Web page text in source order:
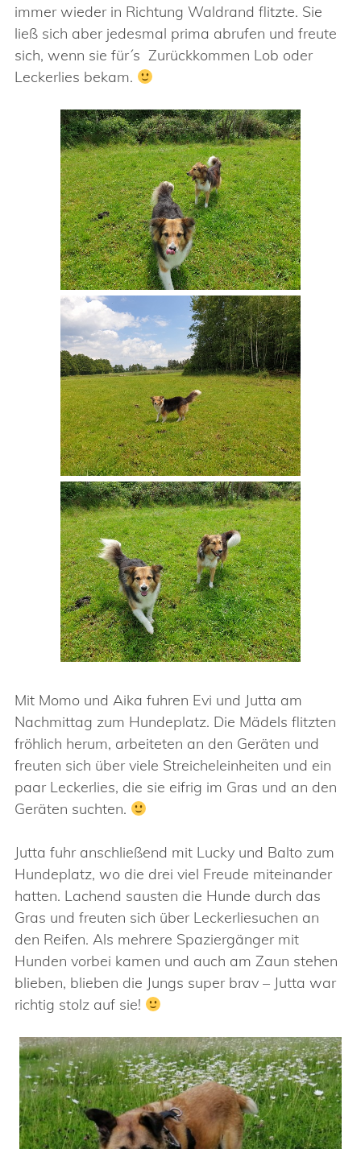
immer wieder in Richtung Waldrand flitzte. Sie
ließ sich aber jedesmal prima abrufen und freute
sich, wenn sie für´s Zurückkommen Lob oder
Leckerlies bekam.
Mit Momo und Aika fuhren Evi und Jutta am
Nachmittag zum Hundeplatz. Die Mädels flitzten
fröhlich herum, arbeiteten an den Geräten und
freuten sich über viele Streicheleinheiten und ein
paar Leckerlies, die sie eifrig im Gras und an den
Geräten suchten.
Jutta fuhr anschließend mit Lucky und Balto zum
Hundeplatz, wo die drei viel Freude miteinander
hatten. Lachend sausten die Hunde durch das
Gras und freuten sich über Leckerliesuchen an
den Reifen. Als mehrere Spaziergänger mit
Hunden vorbei kamen und auch am Zaun stehen
blieben, blieben die Jungs super brav – Jutta war
richtig stolz auf sie!